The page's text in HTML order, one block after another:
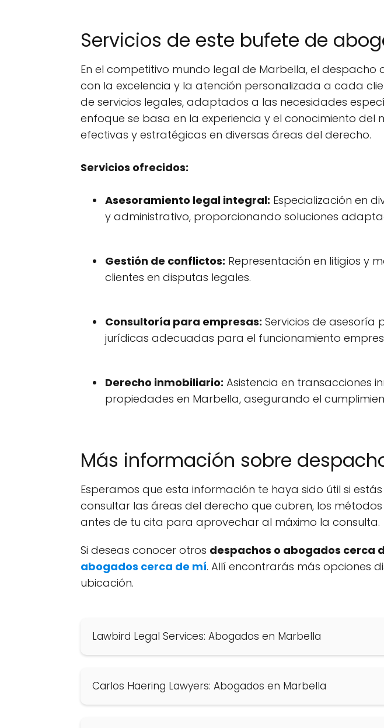
Servicios de este bufete de
En el competitivo mundo legal de Marbella, el
con la excelencia y la atención personalizada a cada
de servicios legales, adaptados a las necesidades
enfoque se basa en la experiencia y el conocimiento
efectivas y estratégicas en diversas áreas del derecho.
Servicios ofrecidos:
Asesoramiento legal integral: Especialización en
y administrativo, proporcionando soluciones
Gestión de conflictos: Representación en litigios y
clientes en disputas legales.
Consultoría para empresas: Servicios de asesoría
jurídicas adecuadas para el funcionamiento
Derecho inmobiliario: Asistencia en transacciones
propiedades en Marbella, asegurando el
Más información sobre
Esperamos que esta información te haya sido útil si
consultar las áreas del derecho que cubren, los
antes de tu cita para aprovechar al máximo la consulta.
Si deseas conocer otros despachos o abogados cerca
abogados cerca de mí. Allí encontrarás más opciones
ubicación.
Lawbird Legal Services: Abogados en Marbella
Carlos Haering Lawyers: Abogados en Marbella